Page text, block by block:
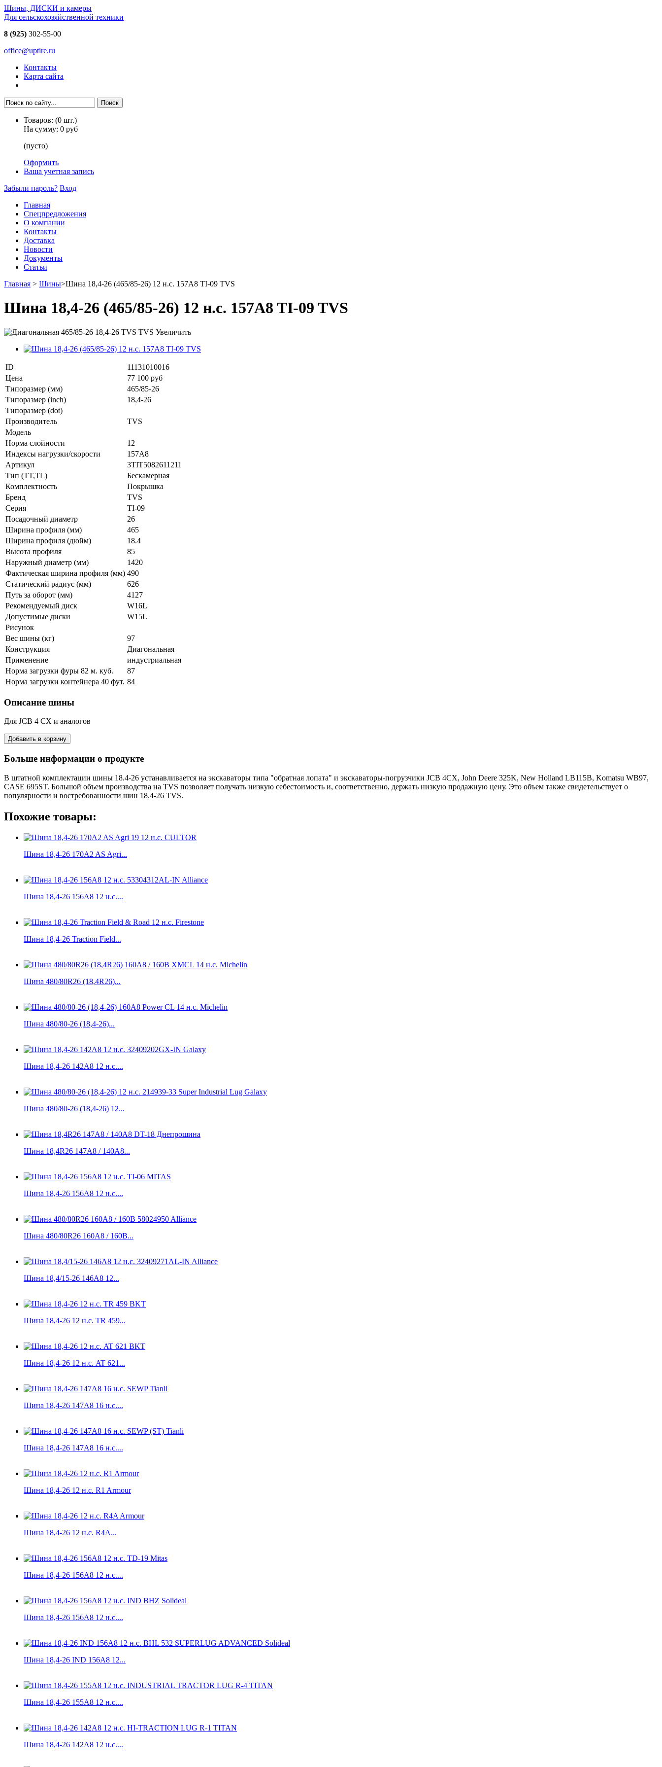
Шины, ДИСКИ и камеры
Для сельскохозяйственной техники
8 (925) 302-55-00
office@uptire.ru
Контакты
Карта сайта
Товаров: (0 шт.)
На сумму: 0 руб
(пусто)
Оформить
Ваша учетная запись
Забыли пароль? Вход
Главная
Спецпредложения
О компании
Контакты
Доставка
Новости
Документы
Статьи
Главная > Шины>Шина 18,4-26 (465/85-26) 12 н.с. 157A8 TI-09 TVS
Шина 18,4-26 (465/85-26) 12 н.с. 157A8 TI-09 TVS
Увеличить
ID
11131010016
Цена
77 100 руб
Типоразмер (мм)
465/85-26
Типоразмер (inch)
18,4-26
Типоразмер (dot)
Производитель
TVS
Модель
Норма слойности
12
Индексы нагрузки/скорости
157A8
Артикул
3TIT5082611211
Тип (TT,TL)
Бескамерная
Комплектность
Покрышка
Бренд
TVS
Серия
TI-09
Посадочный диаметр
26
Ширина профиля (мм)
465
Ширина профиля (дюйм)
18.4
Высота профиля
85
Наружный диаметр (мм)
1420
Фактическая ширина профиля (мм) 490
Статический радиус (мм)
626
Путь за оборот (мм)
4127
Рекомендуемый диск
W16L
Допустимые диски
W15L
Рисунок
Вес шины (кг)
97
Конструкция
Диагональная
Применение
индустриальная
Норма загрузки фуры 82 м. куб.
87
Норма загрузки контейнера 40 фут. 84
Описание шины
Для JCB 4 CX и аналогов
Больше информации о продукте
В штатной комплектации шины 18.4-26 устанавливается на экскаваторы типа "обратная лопата" и экскаваторы-погрузчики JCB 4CX, John Deere 325K, New Holland LB115B, Komatsu WB97,
CASE 695ST. Большой объем производства на TVS позволяет получать низкую себестоимость и, соответственно, держать низкую продажную цену. Это объем также свидетельствует о
популярности и востребованности шин 18.4-26 TVS.
Похожие товары:
Шина 18,4-26 170A2 AS Agri...
Шина 18,4-26 156A8 12 н.с....
Шина 18,4-26 Traction Field...
Шина 480/80R26 (18,4R26)...
Шина 480/80-26 (18,4-26)...
Шина 18,4-26 142A8 12 н.с....
Шина 480/80-26 (18,4-26) 12...
Шина 18,4R26 147А8 / 140A8...
Шина 18,4-26 156A8 12 н.с....
Шина 480/80R26 160A8 / 160B...
Шина 18,4/15-26 146A8 12...
Шина 18,4-26 12 н.с. TR 459...
Шина 18,4-26 12 н.с. AT 621...
Шина 18,4-26 147A8 16 н.с....
Шина 18,4-26 147A8 16 н.с....
Шина 18,4-26 12 н.с. R1 Armour
Шина 18,4-26 12 н.с. R4A...
Шина 18,4-26 156A8 12 н.с....
Шина 18,4-26 156А8 12 н.с....
Шина 18,4-26 IND 156А8 12...
Шина 18,4-26 155A8 12 н.с....
Шина 18,4-26 142A8 12 н.с....